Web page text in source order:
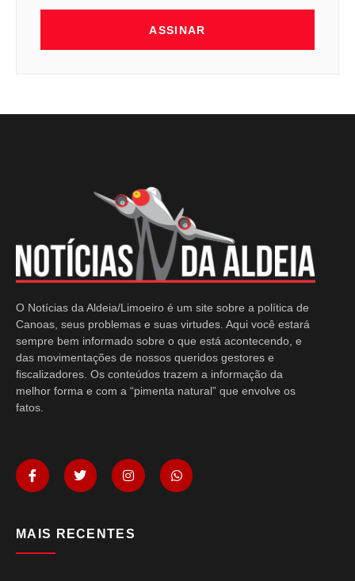
ASSINAR
O Notícias da Aldeia/Limoeiro é um site sobre a política de
Canoas, seus problemas e suas virtudes. Aqui você estará
sempre bem informado sobre o que está acontecendo, e
das movimentações de nossos queridos gestores e
fiscalizadores. Os conteúdos trazem a informação da
melhor forma e com a “pimenta natural” que envolve os
fatos.
MAIS RECENTES